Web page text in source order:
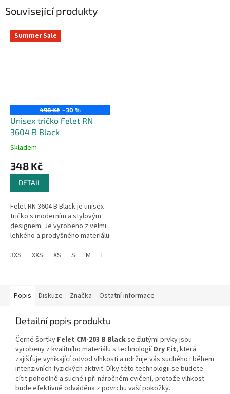
Související produkty
Summer Sale
498 Kč –30 %
Unisex tričko Felet RN
3604 B Black
Skladem
348 Kč
DETAIL
Felet RN 3604 B Black je unisex
tričko s moderním a stylovým
designem. Je vyrobeno z velmi
lehkého a prodyšného materiálu
zajišťuje optimální odvod...
3XS XXS XS S M L
Popis Diskuze Značka Ostatní informace
Detailní popis produktu
Černé šortky Felet CM-203 B Blackse žlutými prvky jsou
vyrobeny z kvalitního materiálu s technologiíDry Fit, která
zajišťuje vynikající odvod vlhkosti a udržuje vás suchého i během
intenzivních fyzických aktivit. Díky této technologii se budete
cítit pohodlně a suché i při náročném cvičení, protože vlhkost
bude efektivně odváděna z povrchu vaší pokožky.